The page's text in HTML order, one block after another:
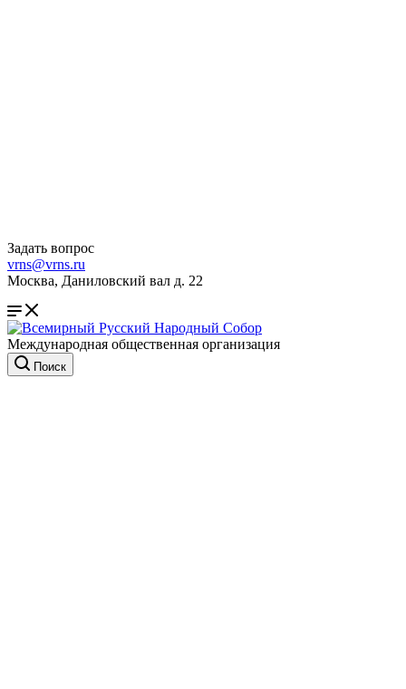
Задать вопрос
vrns@vrns.ru
Москва, Даниловский вал д. 22
Международная общественная организация
Поиск